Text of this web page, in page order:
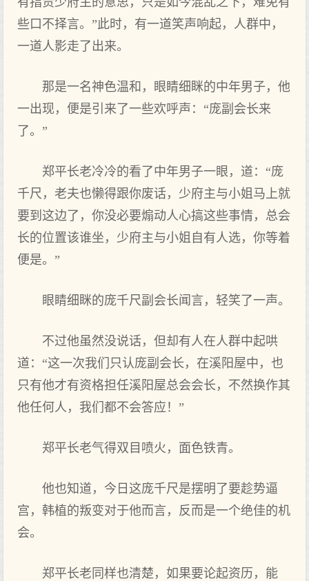
些口不择言。”此时，有一道笑声响起，人群中，
一道人影走了出来。
那是一名神色温和，眼睛细眯的中年男子，他
一出现，便是引来了一些欢呼声：“庞副会长来
了。”
郑平长老冷冷的看了中年男子一眼，道：“庞
千尺，老夫也懒得跟你废话，少府主与小姐马上就
要到这边了，你没必要煽动人心搞这些事情，总会
长的位置该谁坐，少府主与小姐自有人选，你等着
便是。”
眼睛细眯的庞千尺副会长闻言，轻笑了一声。
不过他虽然没说话，但却有人在人群中起哄
道：“这一次我们只认庞副会长，在溪阳屋中，也
只有他才有资格担任溪阳屋总会会长，不然换作其
他任何人，我们都不会答应！”
郑平长老气得双目喷火，面色铁青。
他也知道，今日这庞千尺是摆明了要趁势逼
宫，韩植的叛变对于他而言，反而是一个绝佳的机
会。
郑平长老同样也清楚，如果要论起资历，能